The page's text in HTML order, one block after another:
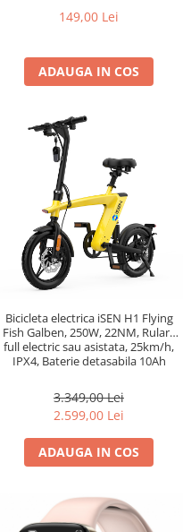
149,00 Lei
ADAUGA IN COS
Bicicleta electrica iSEN H1 Flying
Fish Galben, 250W, 22NM, Rulare
full electric sau asistata, 25km/h,
IPX4, Baterie detasabila 10Ah
3.349,00 Lei
2.599,00 Lei
ADAUGA IN COS